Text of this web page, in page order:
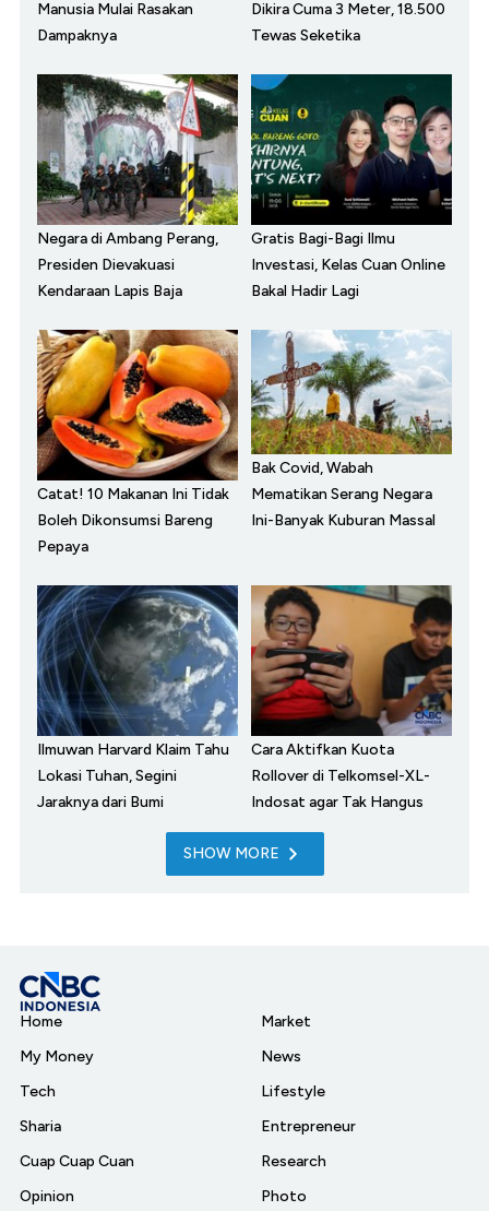
Manusia Mulai Rasakan
Dampaknya
Dikira Cuma 3 Meter, 18.500
Tewas Seketika
Negara di Ambang Perang,
Presiden Dievakuasi
Kendaraan Lapis Baja
Gratis Bagi-Bagi Ilmu
Investasi, Kelas Cuan Online
Bakal Hadir Lagi
Catat! 10 Makanan Ini Tidak
Boleh Dikonsumsi Bareng
Pepaya
Bak Covid, Wabah
Mematikan Serang Negara
Ini-Banyak Kuburan Massal
Ilmuwan Harvard Klaim Tahu
Lokasi Tuhan, Segini
Jaraknya dari Bumi
Cara Aktifkan Kuota
Rollover di Telkomsel-XL-
Indosat agar Tak Hangus
SHOW MORE
Home
My Money
Tech
Sharia
Cuap Cuap Cuan
Opinion
Market
News
Lifestyle
Entrepreneur
Research
Photo